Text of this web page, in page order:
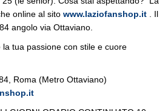
online al sito www.laziofanshop.it . Il
angolo via Ottaviano.
la tua passione con stile e cuore
Roma (Metro Ottaviano)